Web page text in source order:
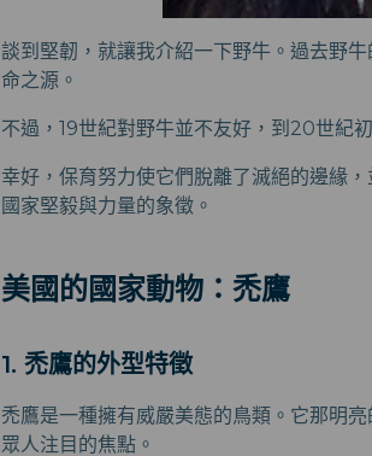
談到堅韌，就讓我介紹一下野牛。過去野
命之源。
不過，19世紀對野牛並不友好，到20世紀
幸好，保育努力使它們脫離了滅絕的邊緣
國家堅毅與力量的象徵。
美國的國家動物：禿鷹
1. 禿鷹的外型特徵
禿鷹是一種擁有威嚴美態的鳥類。它那明
眾人注目的焦點。